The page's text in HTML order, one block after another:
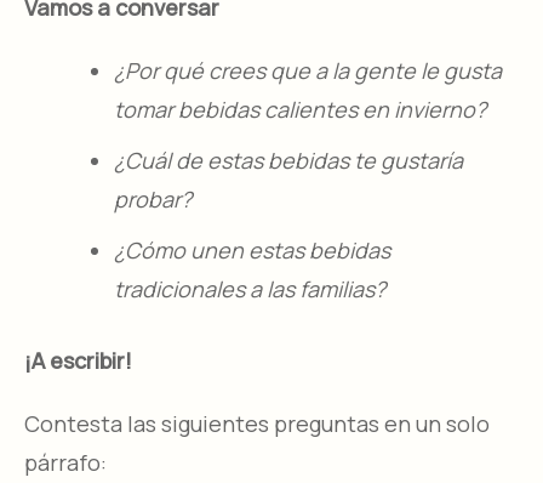
Vamos a conversar
¿Por qué crees que a la gente le gusta
tomar bebidas calientes en invierno?
¿Cuál de estas bebidas te gustaría
probar?
¿Cómo unen estas bebidas
tradicionales a las familias?
¡A escribir!
Contesta las siguientes preguntas en un solo
párrafo: